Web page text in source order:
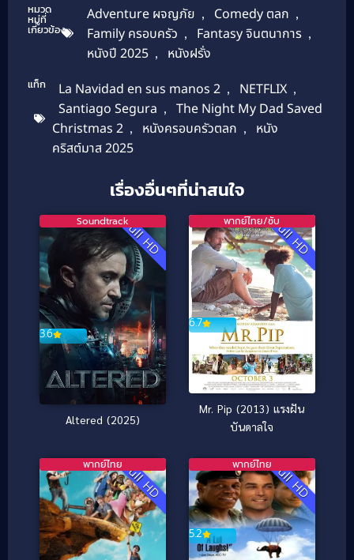
หมวด
หมู่ที่
เกี่ยวข้อง
Adventure ผจญภัย , Comedy ตลก ,
Family ครอบครัว , Fantasy จินตนาการ ,
หนังปี 2025 , หนังฝรั่ง
แท็ก La Navidad en sus manos 2 , NETFLIX ,
Santiago Segura ,
The Night My Dad Saved
Christmas 2 , หนังครอบครัวตลก ,
หนัง
คริสต์มาส 2025
เรื่องอื่นๆที่น่าสนใจ
Full HD
3.6
Soundtrack
Altered (2025)
Full HD
6.7
พากย์ไทย/ซับ
Mr. Pip (2013) แรงฝัน
บันดาลใจ
Full HD
พากย์ไทย Full HD
5.2
พากย์ไทย